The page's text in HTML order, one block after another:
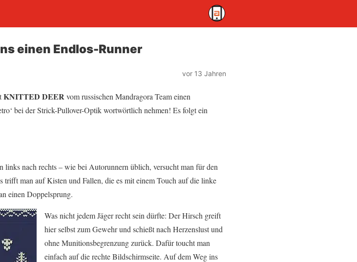
einen Endlos-Runner
vor 13 Jahren
KNITTED DEERvom russischen Mandragora Team einen
bei der Strick-Pullover-Optik wortwörtlich nehmen! Es folgt ein
nach rechts – wie bei Autorunnern üblich, versucht man für den
man auf Kisten und Fallen, die es mit einem Touch auf die linke
einen Doppelsprung.
Was nicht jedem Jäger recht sein dürfte: Der Hirsch greift
hier selbst zum Gewehr und schießt nach Herzenslust und
ohne Munitionsbegrenzung zurück. Dafür toucht man
einfach auf die rechte Bildschirmseite. Auf dem Weg ins